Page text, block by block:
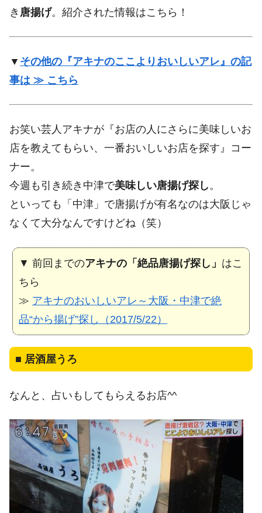
き 唐揚げ。紹介された情報はこちら！
▼ その他の『アキナのここよりおいしいアレ』の記
事は ≫ こちら
お笑い芸人アキナが『お店の人にさらに美味しいお
店を教えてもらい、一番おいしいお店を探す』コー
ナー。
今週も引き続き中津で美味しい唐揚げ探し。
といっても「中津」で唐揚げが有名なのは大阪じゃ
なくて大分なんですけどね（笑）
▼ 前回までのアキナの「絶品唐揚げ探し」 はこ
ちら
≫ アキナのおいしいアレ～大阪・中津で絶
品“から揚げ”探し（2017/5/22）
■ 居酒屋うろ
なんと、占いもしてもらえるお店^^